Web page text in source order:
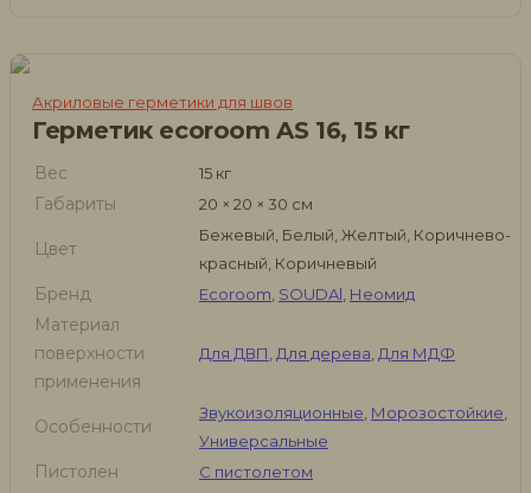
Акриловые герметики для швов
Герметик ecoroom AS 16, 15 кг
Вес 15 кг
Габариты 20 × 20 × 30 см
Цвет
Бежевый, Белый, Желтый, Коричнево-
красный, Коричневый
Бренд Ecoroom SOUDAl Неомид
Материал
поверхности
применения
Для ДВП Для дерева Для МДФ
Особенности
Звукоизоляционные Морозостойкие
Универсальные
Пистолен С пистолетом